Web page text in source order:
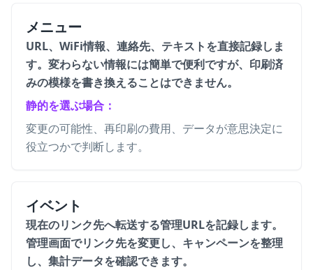
メニュー
URL、WiFi情報、連絡先、テキストを直接記録しま
す。変わらない情報には簡単で便利ですが、印刷済
みの模様を書き換えることはできません。
静的を選ぶ場合：
変更の可能性、再印刷の費用、データが意思決定に
役立つかで判断します。
イベント
現在のリンク先へ転送する管理URLを記録します。
管理画面でリンク先を変更し、キャンペーンを整理
し、集計データを確認できます。